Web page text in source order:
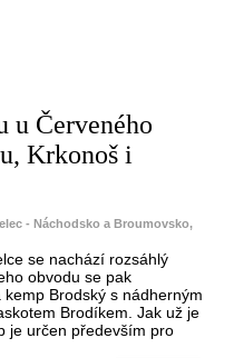
u Červeného
Krkonoš i
- Náchodsko a Broumovsko,
se nachází rozsáhlý
obvodu se pak
Brodský s nádherným
Brodíkem. Jak už je
je určen především pro